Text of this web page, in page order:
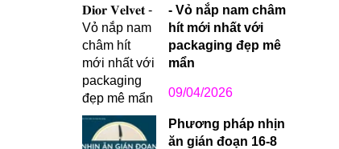
- Vỏ nắp nam châm
hít mới nhất với
packaging đẹp mê
mẩn
09/04/2026
Phương pháp nhịn
ăn gián đoạn 16-8